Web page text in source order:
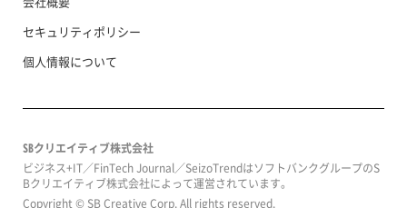
セキュリティポリシー
個人情報について
SBクリエイティブ株式会社
ビジネス+IT／FinTech Journal／SeizoTrendはソフトバンクグループのS
Bクリエイティブ株式会社によって運営されています。
Copyright © SB Creative Corp. All rights reserved.